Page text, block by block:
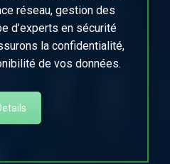
réseau, gestion des
d’experts en sécurité
la confidentialité,
de vos données.